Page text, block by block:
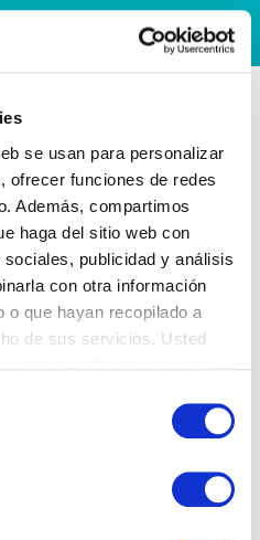
se usan para personalizar
ofrecer funciones de redes
Además, compartimos
haga del sitio web con
publicidad y análisis
con otra información
o que hayan recopilado a
de sus servicios. Usted